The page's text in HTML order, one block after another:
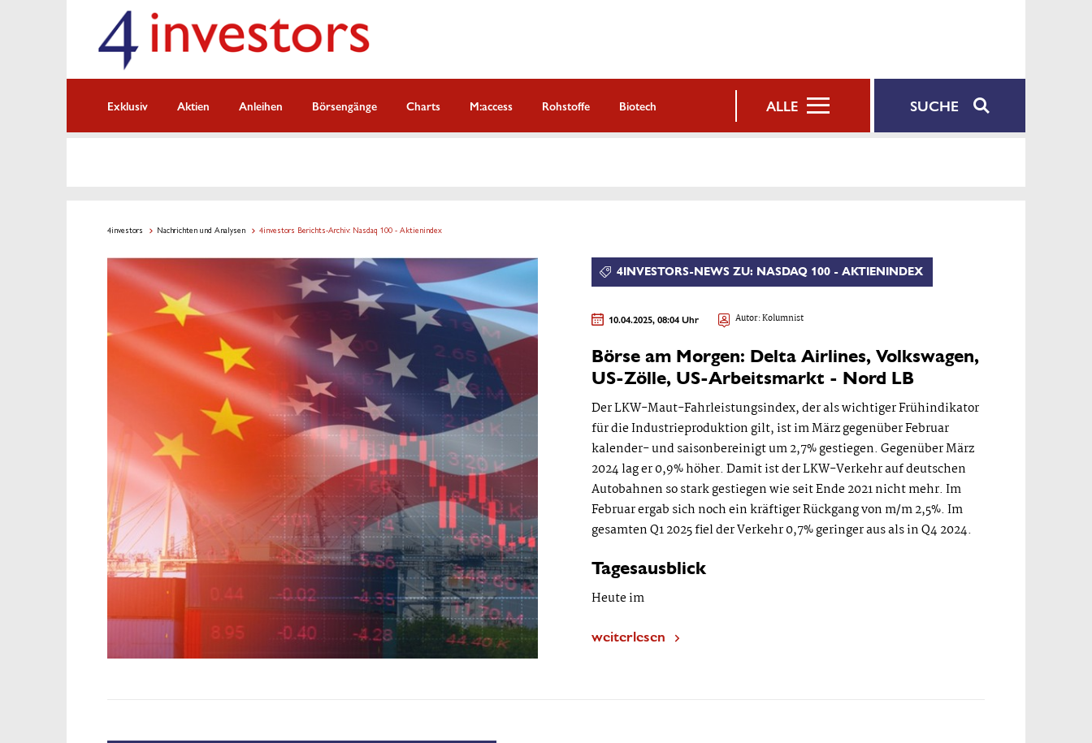
SUCHE
ALLE
Exklusiv Aktien Anleihen Börsengänge Charts M:access Rohstoffe Biotech
4investors Nachrichten und Analysen 4investors Berichts-Archiv: Nasdaq 100 - Aktienindex
4INVESTORS-NEWS ZU: NASDAQ 100 - AKTIENINDEX
10.04.2025, 08:04 Uhr Autor:Kolumnist
Börse am Morgen: Delta Airlines, Volkswagen,
US-Zölle, US-Arbeitsmarkt - Nord LB
Der LKW-Maut-Fahrleistungsindex, der als wichtiger Frühindikator
für die Industrieproduktion gilt, ist im März gegenüber Februar
kalender- und saisonbereinigt um 2,7% gestiegen. Gegenüber März
2024 lag er 0,9% höher. Damit ist der LKW-Verkehr auf deutschen
Autobahnen so stark gestiegen wie seit Ende 2021 nicht mehr. Im
Februar ergab sich noch ein kräftiger Rückgang von m/m 2,5%. Im
gesamten Q1 2025 fiel der Verkehr 0,7% geringer aus als in Q4 2024.
Tagesausblick
Heute im
weiterlesen